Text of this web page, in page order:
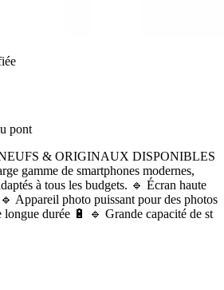
pont
& ORIGINAUX DISPONIBLES
gamme de smartphones modernes,
à tous les budgets. 🔹 Écran haute
Appareil photo puissant pour des photos
durée 🔋 🔹 Grande capacité de st